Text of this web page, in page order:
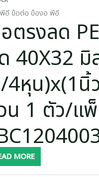
อี ข้อต่อ ข้องอ พีอี
ตรงลด PE
40X32 มิ
4หุน)x(1นิ้
น 1 ตัว/แ
MORE